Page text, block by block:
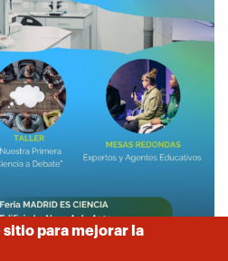
sitio para mejorar la